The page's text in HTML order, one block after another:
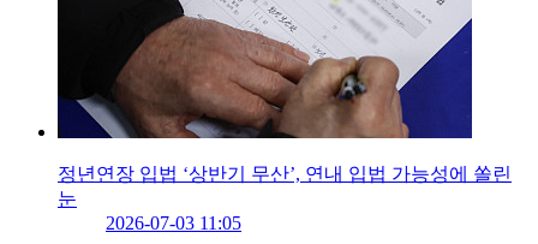
정년연장 입법 ‘상반기 무산’, 연내 입법 가능성에 쏠린
눈
2026-07-03 11:05